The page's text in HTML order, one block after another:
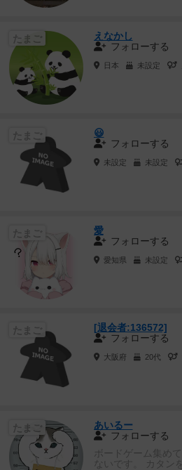
たまご
えなかし
フォローする
日本 未設定
😃
フォローする
未設定 未設定
たまご
愛
フォローする
愛知県 未設定
[退会者:136572]
フォローする
大阪府 20代
たまご
あいるー
フォローする
ボードゲーム集め
ないです。 カタン